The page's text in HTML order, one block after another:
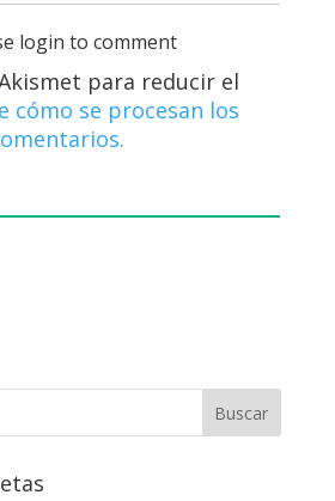
login to comment
para reducir el
cómo se procesan los